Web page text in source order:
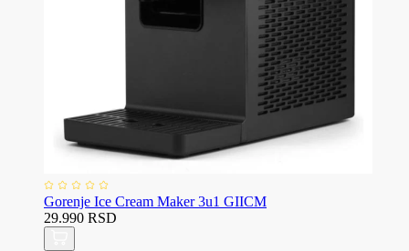
Gorenje Ice Cream Maker 3u1 GIICM
29.990 RSD